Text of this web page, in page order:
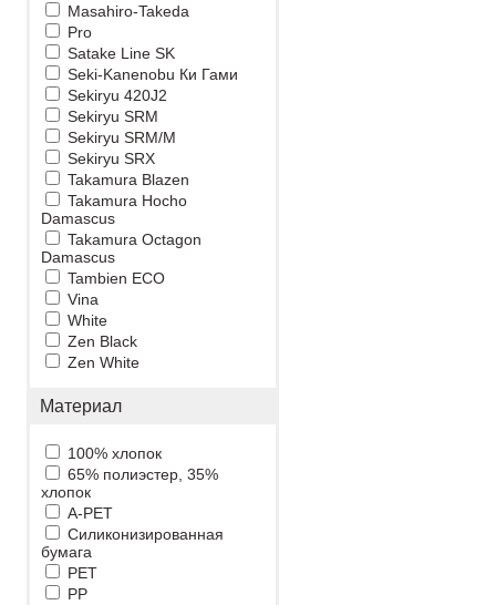
Masahiro-Takeda
Pro
Satake Line SK
Seki-Kanenobu Ки Гами
Sekiryu 420J2
Sekiryu SRM
Sekiryu SRM/M
Sekiryu SRX
Takamura Blazen
Takamura Hocho
Damascus
Takamura Octagon
Damascus
Tambien ECO
Vina
White
Zen Black
Zen White
Материал
100% хлопок
65% полиэстер, 35%
хлопок
A-PET
Cиликонизированная
бумага
PET
PP